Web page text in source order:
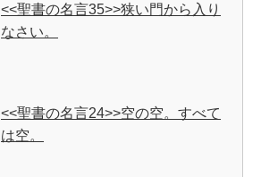
<<聖書の名言35>>狭い門から入り
なさい。
<<聖書の名言24>>空の空。すべて
は空。